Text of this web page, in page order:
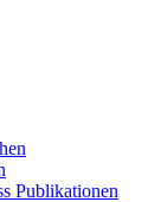
Publikationen